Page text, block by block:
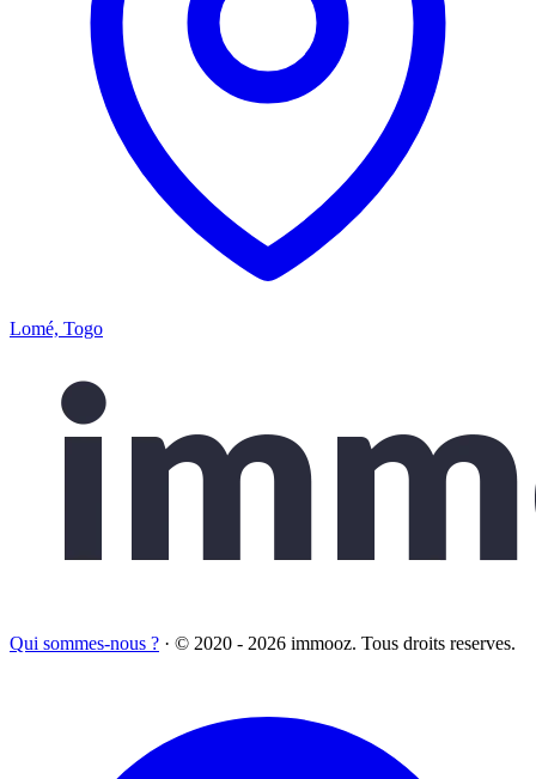
Lomé, Togo
Qui sommes-nous ? · © 2020 - 2026 immooz. Tous droits reserves.